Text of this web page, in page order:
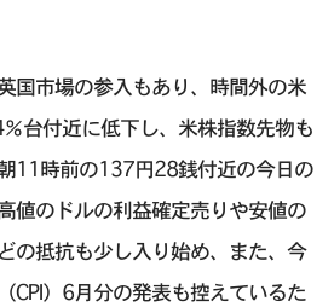
国市場の参入もあり、時間外の米
台付近に低下し、米株指数先物も
11時前の137円28銭付近の今日の
値のドルの利益確定売りや安値の
の抵抗も少し入り始め、また、今
CPI）6月分の発表も控えているた